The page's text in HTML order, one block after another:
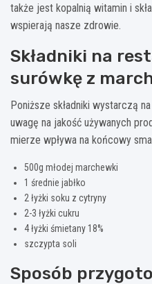
także jest kopalnią witamin i
wspierają nasze zdrowie.
Składniki na
surówkę z
Poniższe składniki wystarczą
uwagę na jakość używanych
mierze wpływa na końcowy
500g młodej marchewki
1 średnie jabłko
2 łyżki soku z cytryny
2-3 łyżki cukru
4 łyżki śmietany 18%
szczypta soli
Sposób